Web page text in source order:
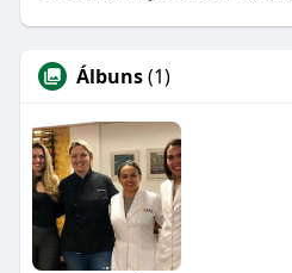
Álbuns(1)